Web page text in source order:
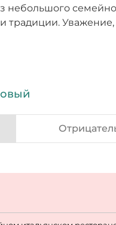
небольшого
Уважение,